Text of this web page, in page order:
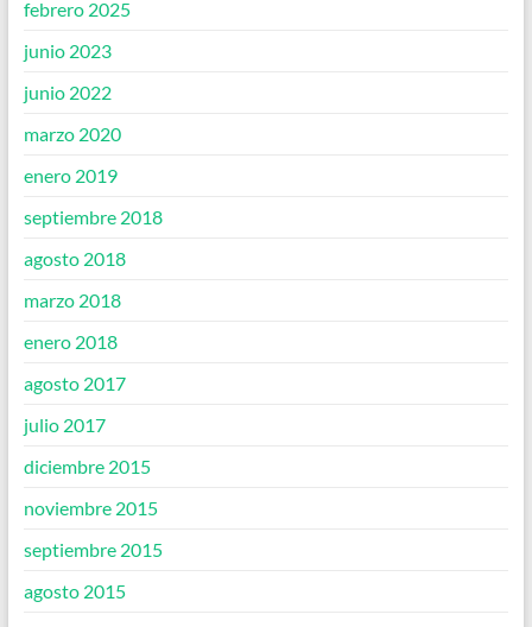
febrero 2025
junio 2023
junio 2022
marzo 2020
enero 2019
septiembre 2018
agosto 2018
marzo 2018
enero 2018
agosto 2017
julio 2017
diciembre 2015
noviembre 2015
septiembre 2015
agosto 2015